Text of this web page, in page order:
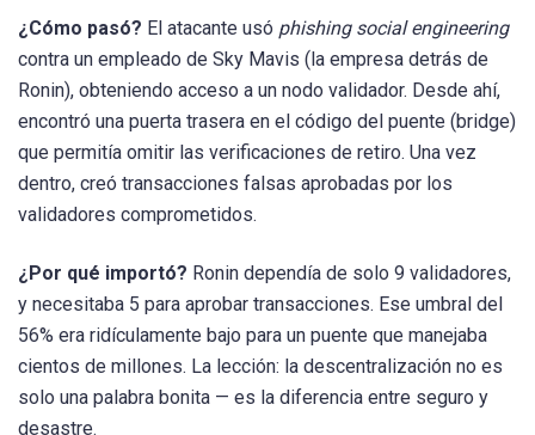
¿Cómo pasó? El atacante usó phishing social engineering
contra un empleado de Sky Mavis (la empresa detrás de
Ronin), obteniendo acceso a un nodo validador. Desde ahí,
encontró una puerta trasera en el código del puente (bridge)
que permitía omitir las verificaciones de retiro. Una vez
dentro, creó transacciones falsas aprobadas por los
validadores comprometidos.
¿Por qué importó? Ronin dependía de solo 9 validadores,
y necesitaba 5 para aprobar transacciones. Ese umbral del
56% era ridículamente bajo para un puente que manejaba
cientos de millones. La lección: la descentralización no es
solo una palabra bonita — es la diferencia entre seguro y
desastre.